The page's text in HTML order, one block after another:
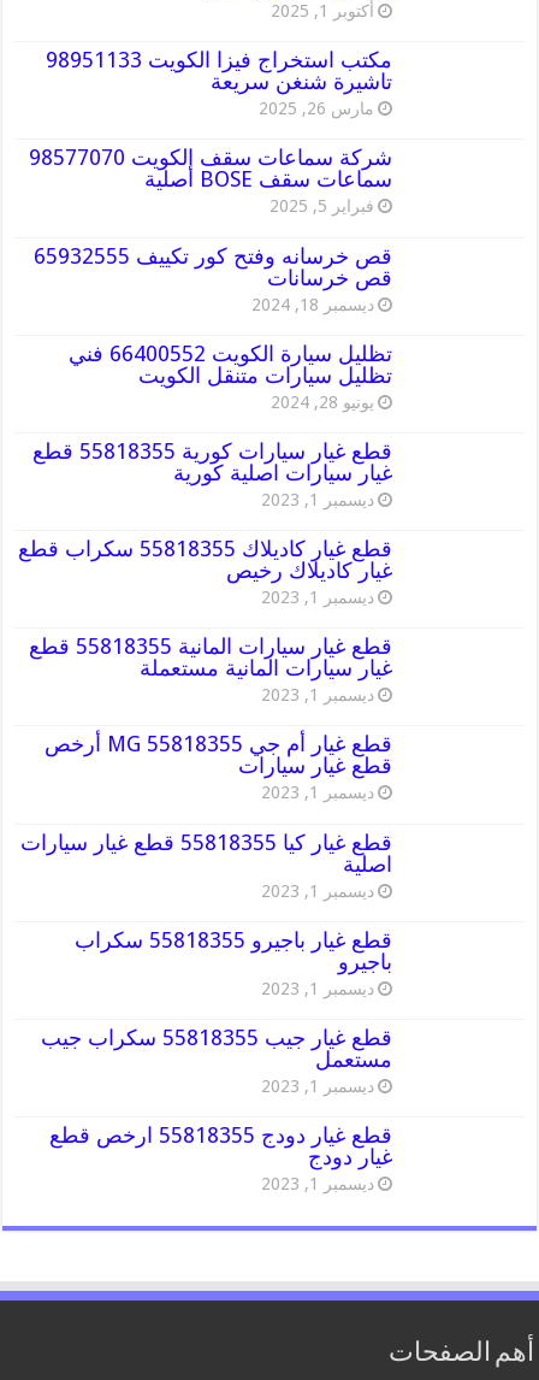
أكتوبر 1, 2025
مكتب استخراج فيزا الكويت 98951133
تاشيرة شنغن سريعة
مارس 26, 2025
شركة سماعات سقف الكويت 98577070
سماعات سقف BOSE أصلية
فبراير 5, 2025
قص خرسانه وفتح كور تكييف 65932555
قص خرسانات
ديسمبر 18, 2024
تظليل سيارة الكويت 66400552 فني
تظليل سيارات متنقل الكويت
يونيو 28, 2024
قطع غيار سيارات كورية 55818355 قطع
غيار سيارات اصلية كورية
ديسمبر 1, 2023
قطع غيار كاديلاك 55818355 سكراب قطع
غيار كاديلاك رخيص
ديسمبر 1, 2023
قطع غيار سيارات المانية 55818355 قطع
غيار سيارات المانية مستعملة
ديسمبر 1, 2023
قطع غيار أم جي MG 55818355 أرخص
قطع غيار سيارات
ديسمبر 1, 2023
قطع غيار كيا 55818355 قطع غيار سيارات
اصلية
ديسمبر 1, 2023
قطع غيار باجيرو 55818355 سكراب
باجيرو
ديسمبر 1, 2023
قطع غيار جيب 55818355 سكراب جيب
مستعمل
ديسمبر 1, 2023
قطع غيار دودج 55818355 ارخص قطع
غيار دودج
ديسمبر 1, 2023
أهم الصفحات